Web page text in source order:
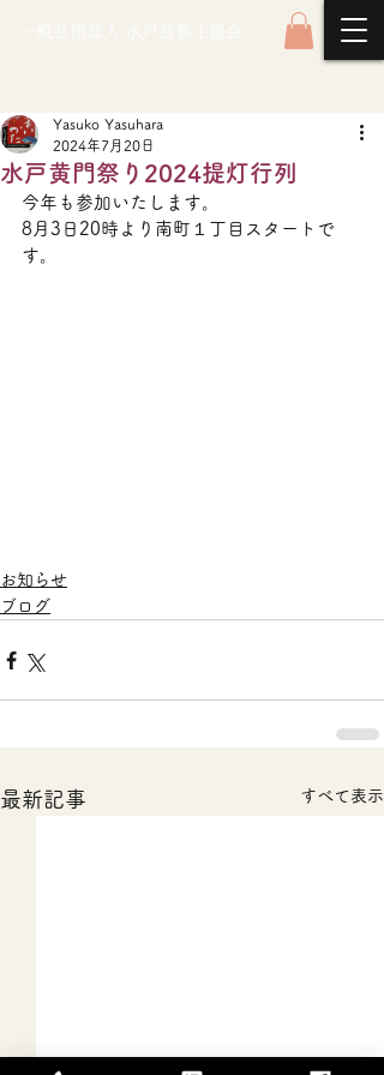
水戸黄門祭り2024提灯行列
Yasuko Yasuhara
2024年7月20日
今年も参加いたします。
8月3日20時より南町１丁目スタートで
す。
お知らせ
ブログ
最新記事 すべて表示